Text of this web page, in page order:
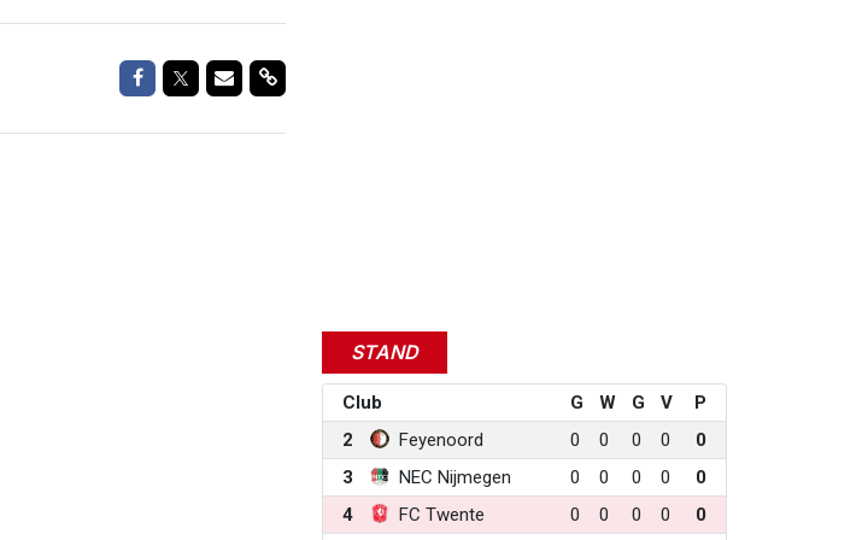
Delen op Facebook
Delen op Twitter
Delen via Mail
Delen via link
STAND
Club G W G V
P
2
Feyenoord 0 0 0 0
0
3
NEC Nijmegen 0 0 0 0
0
4
FC Twente 0 0 0 0
0